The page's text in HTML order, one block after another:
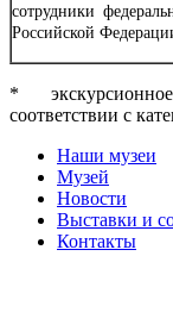
сотрудники
Российской
*
соответствии с
Наши музеи
Музей
Новости
Выставки и
Контакты